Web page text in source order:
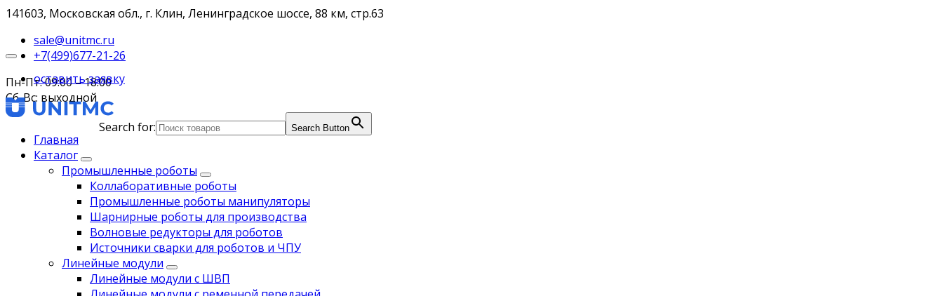
141603, Московская обл., г. Клин, Ленинградское шоссе, 88 км, стр.63
sale@unitmc.ru
+7(499)677-21-26
Пн-Пт: 09:00 – 18:00
Сб-Вс: выходной
Search for:
Search Button
оставить заявку
Главная
Каталог
Промышленные роботы
Коллаборативные роботы
Промышленные роботы манипуляторы
Шарнирные роботы для производства
Волновые редукторы для роботов
Источники сварки для роботов и ЧПУ
Линейные модули
Линейные модули с ШВП